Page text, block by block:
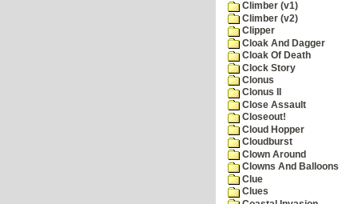
Climber (v1)
Climber (v2)
Clipper
Cloak And Dagger
Cloak Of Death
Clock Story
Clonus
Clonus II
Close Assault
Closeout!
Cloud Hopper
Cloudburst
Clown Around
Clowns And Balloons
Clue
Clues